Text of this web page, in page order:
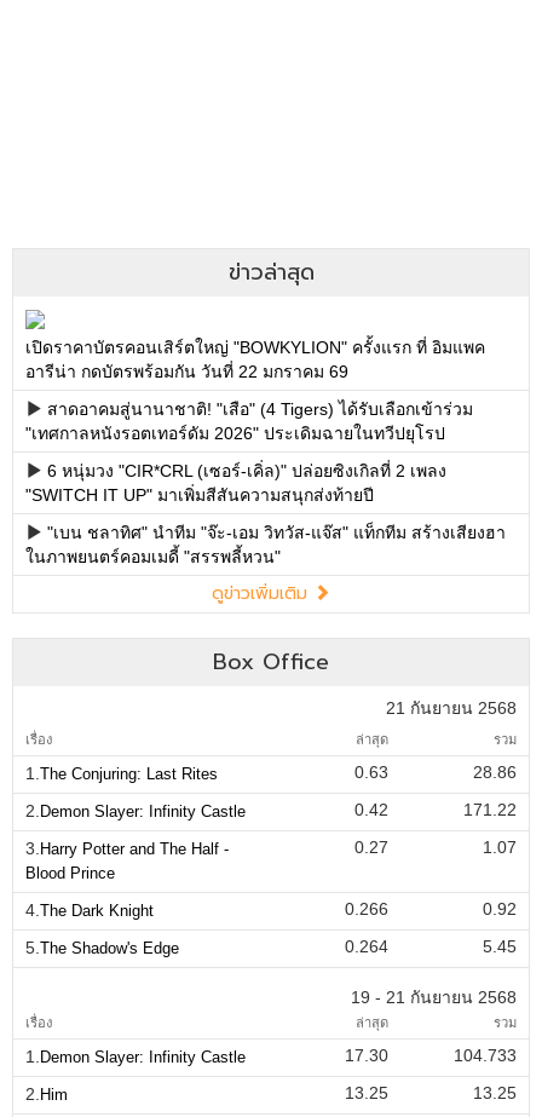
ข่าวล่าสุด
เปิดราคาบัตรคอนเสิร์ตใหญ่ "BOWKYLION" ครั้งแรก ที่ อิมแพค
อารีน่า กดบัตรพร้อมกัน วันที่ 22 มกราคม 69
สาดอาคมสู่นานาชาติ! "เสือ" (4 Tigers) ได้รับเลือกเข้าร่วม
"เทศกาลหนังรอตเทอร์ดัม 2026" ประเดิมฉายในทวีปยุโรป
6 หนุ่มวง "CIR*CRL (เซอร์-เคิ่ล)" ปล่อยซิงเกิลที่ 2 เพลง
"SWITCH IT UP" มาเพิ่มสีสันความสนุกส่งท้ายปี
"เบน ชลาทิศ" นำทีม "จ๊ะ-เอม วิทวัส-แจ๊ส" แท็กทีม สร้างเสียงฮา
ในภาพยนตร์คอมเมดี้ "สรรพลี้หวน"
ดูข่าวเพิ่มเติม
Box Office
21 กันยายน 2568
เรื่อง ล่าสุด รวม
1. The Conjuring: Last Rites 0.63
28.86
2. Demon Slayer: Infinity Castle 0.42
171.22
3. Harry Potter and The Half -
Blood Prince
0.27 1.07
4. The Dark Knight 0.266
0.92
5. The Shadow's Edge 0.264 5.45
19 - 21 กันยายน 2568
เรื่อง ล่าสุด รวม
1. Demon Slayer: Infinity Castle 17.30
104.733
2. Him 13.25 13.25